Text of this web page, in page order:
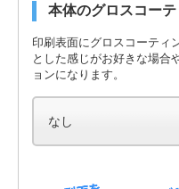
本体のグロスコー
印刷表面にグロスコーティ
とした感じがお好きな場合
ョンになります。